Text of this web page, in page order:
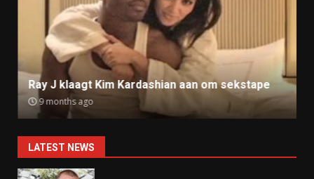
Ray J klaagt Kim Kardashian aan om sekstape
9 months ago
LATEST NEWS